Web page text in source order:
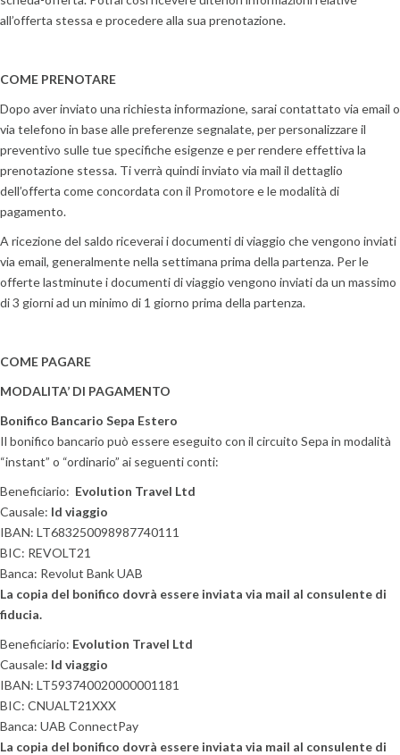
all’offerta stessa e procedere alla sua prenotazione.
COME PRENOTARE
Dopo aver inviato una richiesta informazione, sarai contattato via email o
via telefono in base alle preferenze segnalate, per personalizzare il
preventivo sulle tue specifiche esigenze e per rendere effettiva la
prenotazione stessa. Ti verrà quindi inviato via mail il dettaglio
dell’offerta come concordata con il Promotore e le modalità di
pagamento.
A ricezione del saldo riceverai i documenti di viaggio che vengono inviati
via email, generalmente nella settimana prima della partenza. Per le
offerte lastminute i documenti di viaggio vengono inviati da un massimo
di 3 giorni ad un minimo di 1 giorno prima della partenza.
COME PAGARE
MODALITA’ DI PAGAMENTO
Bonifico Bancario Sepa Estero
Il bonifico bancario può essere eseguito con il circuito Sepa in modalità
“instant” o “ordinario” ai seguenti conti:
Beneficiario: Evolution Travel Ltd
Causale: Id viaggio
IBAN: LT683250098987740111
BIC: REVOLT21
Banca: Revolut Bank UAB
La copia del bonifico dovrà essere inviata via mail al consulente di
fiducia.
Beneficiario: Evolution Travel Ltd
Causale: Id viaggio
IBAN: LT593740020000001181
BIC: CNUALT21XXX
Banca: UAB ConnectPay
La copia del bonifico dovrà essere inviata via mail al consulente di